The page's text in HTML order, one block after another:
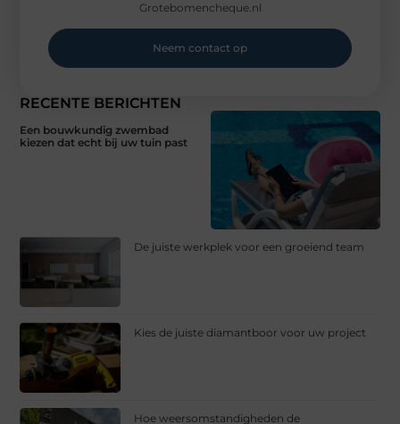
RECENTE BERICHTEN
Een bouwkundig zwembad
kiezen dat echt bij uw tuin past
De juiste werkplek voor een groeiend team
Kies de juiste diamantboor voor uw project
Hoe weersomstandigheden de
Grotebomencheque.nl
Neem contact op